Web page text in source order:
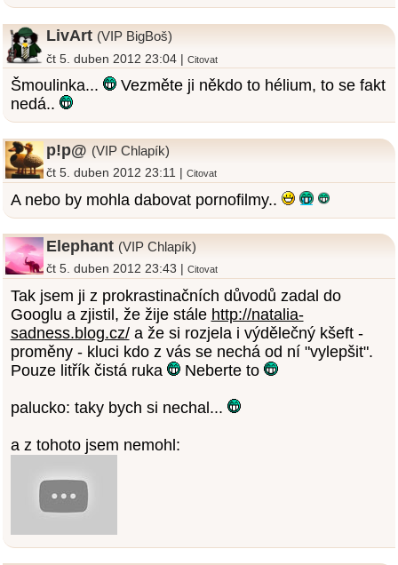
LivArt (VIP BigBoš)
čt 5. duben 2012 23:04 |Citovat
Šmoulinka...
Vezměte ji někdo to hélium, to se fakt
nedá..
p!p@ (VIP Chlapík)
čt 5. duben 2012 23:11 |Citovat
A nebo by mohla dabovat pornofilmy..
Elephant (VIP Chlapík)
čt 5. duben 2012 23:43 |Citovat
Tak jsem ji z prokrastinačních důvodů zadal do
Googlu a zjistil, že žije stále http://natalia-
sadness.blog.cz/a že si rozjela i výdělečný kšeft -
proměny - kluci kdo z vás se nechá od ní "vylepšit".
Pouze litřík čistá ruka
Neberte to
palucko: taky bych si nechal...
a z tohoto jsem nemohl: